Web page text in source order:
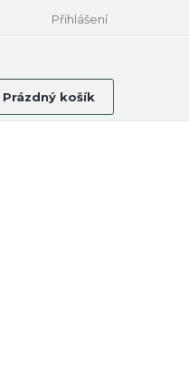
Přihlášení
Nákupní
košík
Prázdný košík